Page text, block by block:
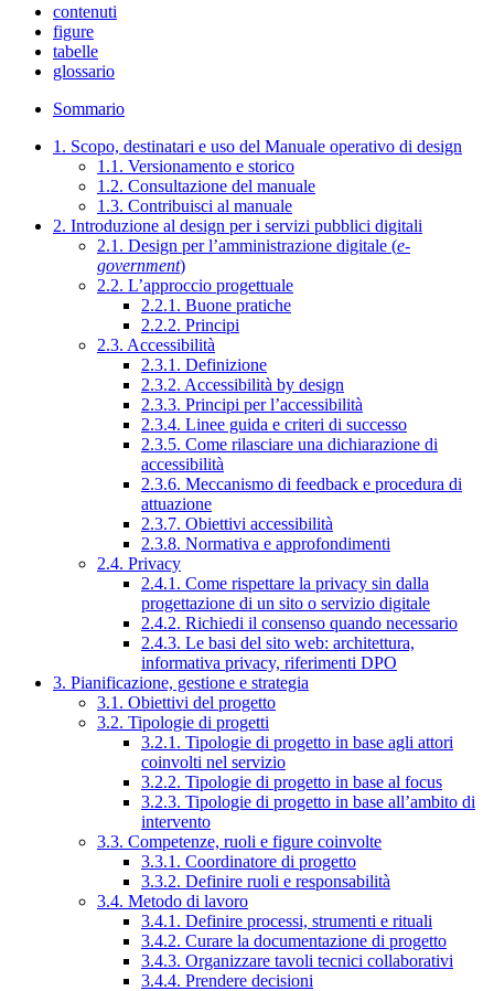
contenuti
figure
tabelle
glossario
Sommario
1. Scopo, destinatari e uso del Manuale operativo di design
1.1. Versionamento e storico
1.2. Consultazione del manuale
1.3. Contribuisci al manuale
2. Introduzione al design per i servizi pubblici digitali
2.1. Design per l’amministrazione digitale (e-
government)
2.2. L’approccio progettuale
2.2.1. Buone pratiche
2.2.2. Principi
2.3. Accessibilità
2.3.1. Definizione
2.3.2. Accessibilità by design
2.3.3. Principi per l’accessibilità
2.3.4. Linee guida e criteri di successo
2.3.5. Come rilasciare una dichiarazione di
accessibilità
2.3.6. Meccanismo di feedback e procedura di
attuazione
2.3.7. Obiettivi accessibilità
2.3.8. Normativa e approfondimenti
2.4. Privacy
2.4.1. Come rispettare la privacy sin dalla
progettazione di un sito o servizio digitale
2.4.2. Richiedi il consenso quando necessario
2.4.3. Le basi del sito web: architettura,
informativa privacy, riferimenti DPO
3. Pianificazione, gestione e strategia
3.1. Obiettivi del progetto
3.2. Tipologie di progetti
3.2.1. Tipologie di progetto in base agli attori
coinvolti nel servizio
3.2.2. Tipologie di progetto in base al focus
3.2.3. Tipologie di progetto in base all’ambito di
intervento
3.3. Competenze, ruoli e figure coinvolte
3.3.1. Coordinatore di progetto
3.3.2. Definire ruoli e responsabilità
3.4. Metodo di lavoro
3.4.1. Definire processi, strumenti e rituali
3.4.2. Curare la documentazione di progetto
3.4.3. Organizzare tavoli tecnici collaborativi
3.4.4. Prendere decisioni